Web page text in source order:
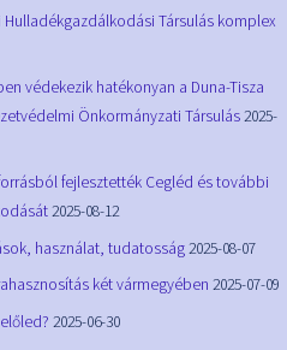
Hulladékgazdálkodási Társulás komplex
védekezik hatékonyan a Duna-Tisza
Önkormányzati Társulás2025-
fejlesztették Cegléd és további
2025-08-12
használat, tudatosság2025-08-07
két vármegyében 2025-07-09
2025-06-30